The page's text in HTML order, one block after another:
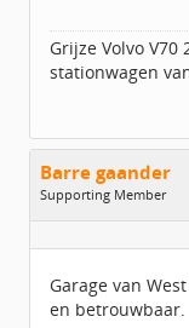
Grijze Volvo V70
stationwagen
Barre gaander
Supporting Member
Geslacht:
Berichten:
1865
Garage van
en betrouwbaar.